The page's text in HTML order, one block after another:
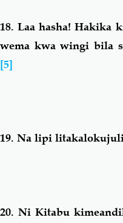
18. Laa hasha! Hakika
wema kwa wingi bila
[5]
19. Na lipi
20. Ni Kitabu